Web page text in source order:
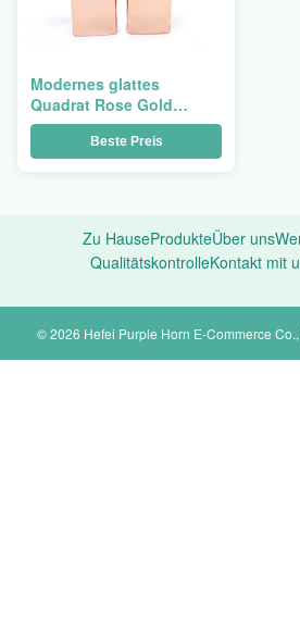
Modernes glattes
Quadrat Rose Gold
Lipstick Tubes 20g
Beste Preis
Zu HauseProdukteÜber uns
QualitätskontrolleKontakt mit
© 2026 Hefei Purple Horn E-Commerce